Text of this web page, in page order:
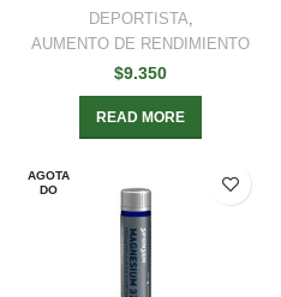
DEPORTISTA,
AUMENTO DE RENDIMIENTO
$9.350
READ MORE
AGOTA
DO